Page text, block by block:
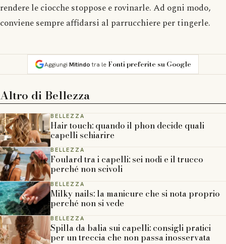
rendere le ciocche stoppose e rovinarle. Ad ogni modo,
conviene sempre affidarsi al parrucchiere per tingerle.
Aggiungi Mitindotra le Fonti preferite su Google
Altro di Bellezza
BELLEZZA
Hair touch: quando il phon decide quali
capelli schiarire
BELLEZZA
Foulard tra i capelli: sei nodi e il trucco
perché non scivoli
BELLEZZA
Milky nails: la manicure che si nota proprio
perché non si vede
BELLEZZA
Spilla da balia sui capelli: consigli pratici
per un treccia che non passa inosservata